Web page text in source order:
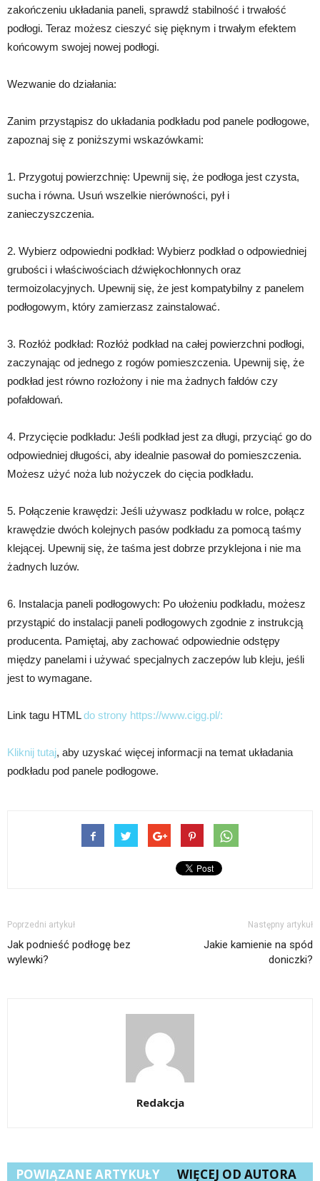
zakończeniu układania paneli, sprawdź stabilność i trwałość
podłogi. Teraz możesz cieszyć się pięknym i trwałym efektem
końcowym swojej nowej podłogi.
Wezwanie do działania:
Zanim przystąpisz do układania podkładu pod panele podłogowe,
zapoznaj się z poniższymi wskazówkami:
1. Przygotuj powierzchnię: Upewnij się, że podłoga jest czysta,
sucha i równa. Usuń wszelkie nierówności, pył i
zanieczyszczenia.
2. Wybierz odpowiedni podkład: Wybierz podkład o odpowiedniej
grubości i właściwościach dźwiękochłonnych oraz
termoizolacyjnych. Upewnij się, że jest kompatybilny z panelem
podłogowym, który zamierzasz zainstalować.
3. Rozłóż podkład: Rozłóż podkład na całej powierzchni podłogi,
zaczynając od jednego z rogów pomieszczenia. Upewnij się, że
podkład jest równo rozłożony i nie ma żadnych fałdów czy
pofałdowań.
4. Przycięcie podkładu: Jeśli podkład jest za długi, przyciąć go do
odpowiedniej długości, aby idealnie pasował do pomieszczenia.
Możesz użyć noża lub nożyczek do cięcia podkładu.
5. Połączenie krawędzi: Jeśli używasz podkładu w rolce, połącz
krawędzie dwóch kolejnych pasów podkładu za pomocą taśmy
klejącej. Upewnij się, że taśma jest dobrze przyklejona i nie ma
żadnych luzów.
6. Instalacja paneli podłogowych: Po ułożeniu podkładu, możesz
przystąpić do instalacji paneli podłogowych zgodnie z instrukcją
producenta. Pamiętaj, aby zachować odpowiednie odstępy
między panelami i używać specjalnych zaczepów lub kleju, jeśli
jest to wymagane.
Link tagu HTMLdo strony https://www.cigg.pl/:
Kliknij tutaj, aby uzyskać więcej informacji na temat układania
podkładu pod panele podłogowe.
Poprzedni artykuł
Jak podnieść podłogę bez
wylewki?
Następny artykuł
Jakie kamienie na spód
doniczki?
Redakcja
POWIĄZANE ARTYKUŁY WIĘCEJ OD AUTORA